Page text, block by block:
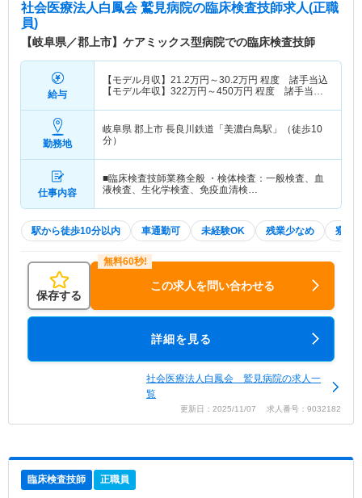
社会医療法人白鳳会 鷲見病院の臨床検査技師求人(正職
員)
【岐阜県／郡上市】ケアミックス型病院での臨床検査技師
給与
【モデル月収】 21.2万円～30.2万円 程度 諸手当込
【モデル年収】 322万円～450万円 程度 諸手当
勤務地
岐阜県 郡上市 長良川鉄道「美濃白鳥駅」（徒歩10
分）
仕事内容
■臨床検査技師業務全般 ・検体検査：一般検査、血
液検査、生化学検査、免疫血清検…
駅から徒歩10分以内 車通勤可 未経験OK 残業少なめ 寮・
保存する
この求人を問い合わせる
詳細を見る
社会医療法人白鳳会 鷲見病院の求人一
覧
更新日：2025/11/07 求人番号：9032182
臨床検査技師 正職員